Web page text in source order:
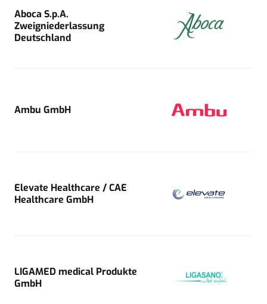
Aboca S.p.A.
Zweigniederlassung
Deutschland
Ambu GmbH
Elevate Healthcare / CAE
Healthcare GmbH
LIGAMED medical Produkte
GmbH